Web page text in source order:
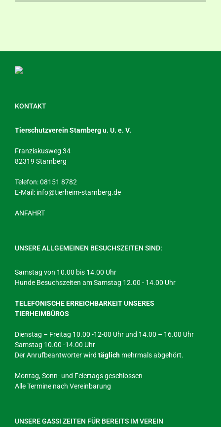
Mail
KONTAKT
Tierschutzverein Starnberg u. U. e. V.
Franziskusweg 34
82319 Starnberg
Telefon: 08151 8782
E-Mail: info@tierheim-starnberg.de
ANFAHRT
UNSERE ALLGEMEINEN BESUCHSZEITEN SIND:
Samstag von 10.00 bis 14.00 Uhr
Hunde Besuchszeiten am Samstag 12.00 - 14.00 Uhr
TELEFONISCHE ERREICHBARKEIT UNSERES
TIERHEIMBÜROS
Dienstag – Freitag 10.00 -12-00 Uhr und 14.00 – 16.00 Uhr
Samstag 10.00 -14.00 Uhr
Der Anrufbeantworter wird täglich mehrmals abgehört.
Montag, Sonn- und Feiertags geschlossen
Alle Termine nach Vereinbarung
UNSERE GASSI ZEITEN FÜR BEREITS IM VEREIN